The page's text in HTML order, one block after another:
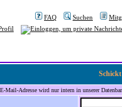
FAQ Suchen
Adresse wird nur intern in unserer